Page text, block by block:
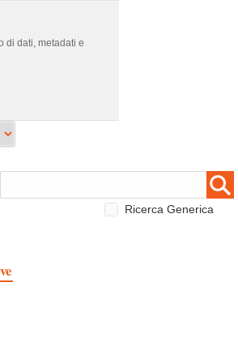
di dati, metadati e
Ricerca Generica